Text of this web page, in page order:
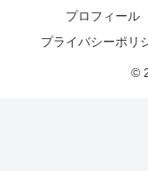
プロフィール
プライバシーポリ
©